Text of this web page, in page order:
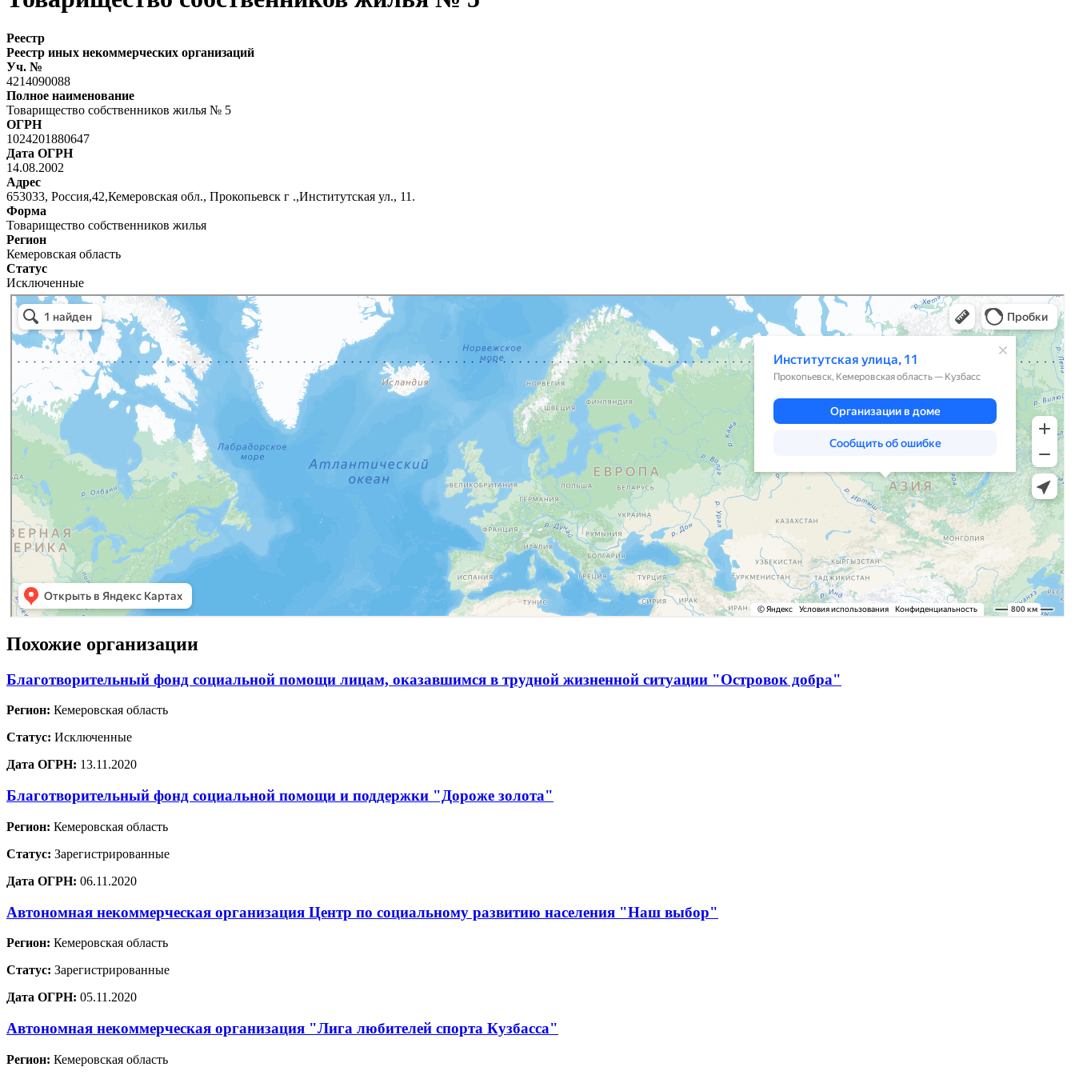
Реестр
Реестр иных некоммерческих организаций
Уч. №
4214090088
Полное наименование
Товарищество собственников жилья № 5
ОГРН
1024201880647
Дата ОГРН
14.08.2002
Адрес
653033, Россия,42,Кемеровская обл., Прокопьевск г .,Институтская ул., 11.
Форма
Товарищество собственников жилья
Регион
Кемеровская область
Статус
Исключенные
Похожие организации
Благотворительный фонд социальной помощи лицам, оказавшимся в трудной жизненной ситуации "Островок добра"
Регион: Кемеровская область
Статус: Исключенные
Дата ОГРН: 13.11.2020
Благотворительный фонд социальной помощи и поддержки "Дороже золота"
Регион: Кемеровская область
Статус: Зарегистрированные
Дата ОГРН: 06.11.2020
Автономная некоммерческая организация Центр по социальному развитию населения "Наш выбор"
Регион: Кемеровская область
Статус: Зарегистрированные
Дата ОГРН: 05.11.2020
Автономная некоммерческая организация "Лига любителей спорта Кузбасса"
Регион: Кемеровская область